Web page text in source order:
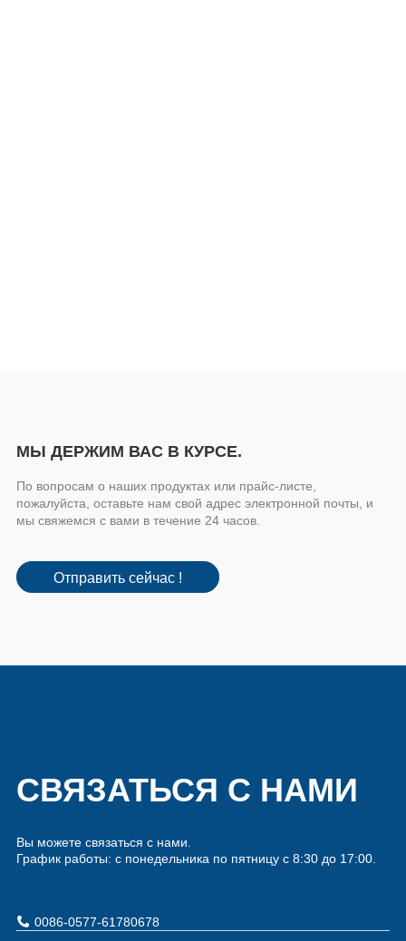
МЫ ДЕРЖИМ ВАС В КУРСЕ.
По вопросам о наших продуктах или прайс-листе,
пожалуйста, оставьте нам свой адрес электронной почты, и
мы свяжемся с вами в течение 24 часов.
Отправить сейчас !
СВЯЗАТЬСЯ С НАМИ
Вы можете связаться с нами.
График работы: с понедельника по пятницу с 8:30 до 17:00.
0086-0577-61780678